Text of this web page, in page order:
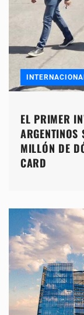
EL PRIMER
MILLÓN DE
CARD